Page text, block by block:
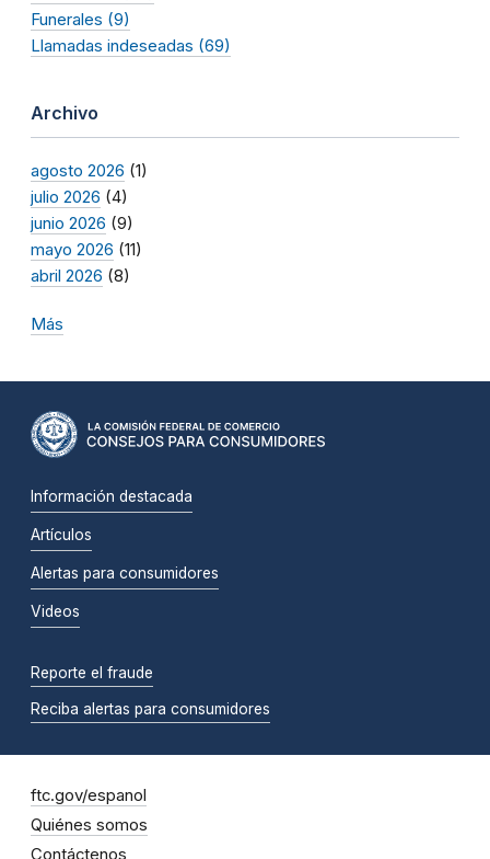
Funerales (9)
Llamadas indeseadas (69)
Archivo
agosto 2026 (1)
julio 2026 (4)
junio 2026 (9)
mayo 2026 (11)
abril 2026 (8)
Más
Información destacada
Artículos
Alertas para consumidores
Videos
Reporte el fraude
Reciba alertas para consumidores
ftc.gov/espanol
Quiénes somos
Contáctenos